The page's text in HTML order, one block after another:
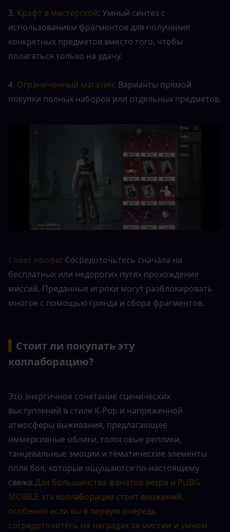
3. Крафт в мастерской: Умный синтез с
использованием фрагментов для получения
конкретных предметов вместо того, чтобы
полагаться только на удачу.
4. Ограниченный магазин: Варианты прямой
покупки полных наборов или отдельных предметов.
Совет профи: Сосредоточьтесь сначала на
бесплатных или недорогих путях прохождения
миссий. Преданные игроки могут разблокировать
многое с помощью гринда и сбора фрагментов.
Стоит ли покупать эту
коллаборацию?
Это энергичное сочетание сценических
выступлений в стиле K-Pop и напряженной
атмосферы выживания, предлагающее
иммерсивные облики, голосовые реплики,
танцевальные эмоции и тематические элементы
поля боя, которые ощущаются по-настоящему
свежо.Для большинства фанатов aespa и PUBG
MOBILE эта коллаборация стоит вложений,
особенно если вы в первую очередь
сосредоточитесь на наградах за миссии и умном